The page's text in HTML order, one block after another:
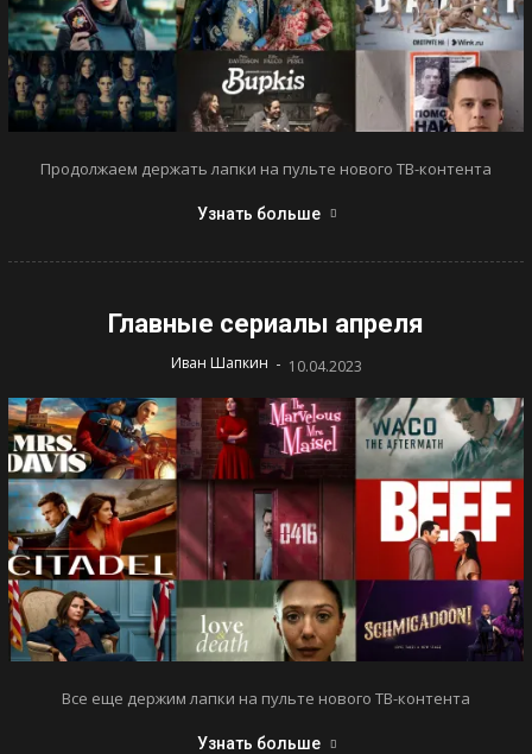
Продолжаем держать лапки на пульте нового ТВ-контента
Узнать больше
Главные сериалы апреля
Иван Шапкин - 10.04.2023
Все еще держим лапки на пульте нового ТВ-контента
Узнать больше